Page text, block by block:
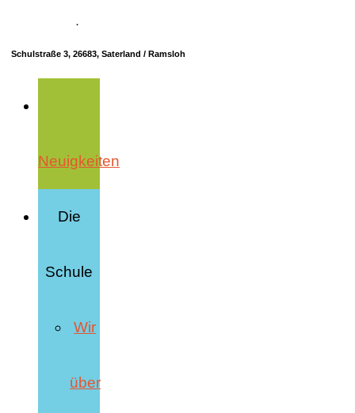
·
Schulstraße 3, 26683, Saterland / Ramsloh
Neuigkeiten
Die
Schule
Wir
über